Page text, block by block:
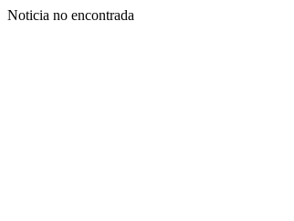
Noticia no encontrada